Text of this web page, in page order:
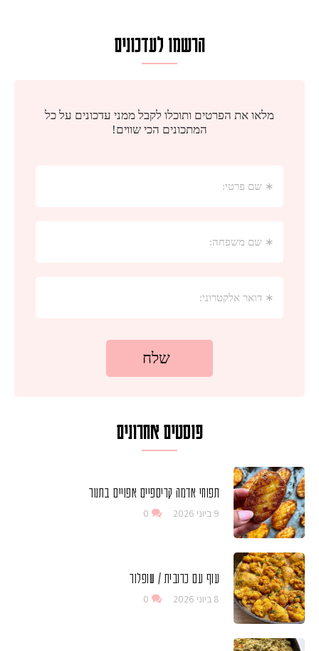
הרשמו לעדכונים
פוסטים אחרונים
תפוחי אדמה קריספיים אפויים בתנור
9 ביוני 2026 0
עוף עם כרובית / שופלור
8 ביוני 2026 0